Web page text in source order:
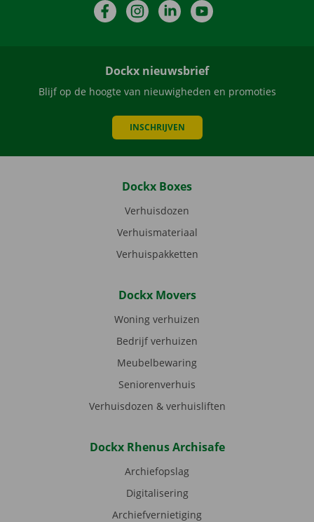
FacebookInstagramLinkedIn
Dockx nieuwsbrief
Blijf op de hoogte van nieuwigheden en promoties
INSCHRIJVEN
Dockx Boxes
Verhuisdozen
Verhuismateriaal
Verhuispakketten
Dockx Movers
Woning verhuizen
Bedrijf verhuizen
Meubelbewaring
Seniorenverhuis
Verhuisdozen & verhuisliften
Dockx Rhenus Archisafe
Archiefopslag
Digitalisering
Archiefvernietiging